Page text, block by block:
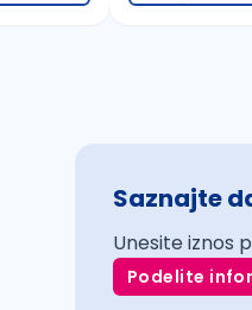
Saznajte
Unesite iznos
Podelite